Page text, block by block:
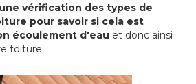
vérification des types de
pour savoir si cela est
écoulement d'eau et donc ainsi
toiture.